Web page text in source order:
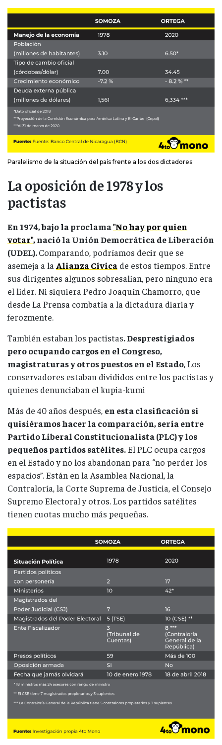
Paralelismo de la situación del país frente a los dos dictadores
La oposición de 1978 y los
pactistas
En 1974, bajo la proclama"No hay por quien
votar",nació la Unión Democrática de Liberación
(UDEL).Comparando, podríamos decir que se
asemeja a la Alianza Cívica de estos tiempos. Entre
sus dirigentes algunos sobresalían, pero ninguno era
el líder. Ni siquiera Pedro Joaquín Chamorro, que
desde La Prensa combatía a la dictadura diaria y
ferozmente.
También estaban los pactistas. Desprestigiados
pero ocupando cargos en el Congreso,
magistraturas y otros puestos en el Estado, Los
conservadores estaban divididos entre los pactistas y
quienes denunciaban el kupia-kumi
Más de 40 años después, en esta clasificación si
quisiéramos hacer la comparación, sería entre
Partido Liberal Constitucionalista (PLC) y los
pequeños partidos satélites.El PLC ocupa cargos
en el Estado y no los abandonan para “no perder los
espacios”. Están en la Asamblea Nacional, la
Contraloría, la Corte Suprema de Justicia, el Consejo
Supremo Electoral y otros. Los partidos satélites
tienen cuotas mucho más pequeñas.